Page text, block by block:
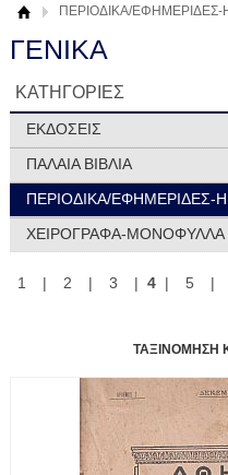
ΠΕΡΙΟΔΙΚΑ/
ΓΕΝΙΚΑ
ΚΑΤΗΓΟΡΙΕΣ
ΕΚΔΟΣΕΙΣ
ΠΑΛΑΙΑ ΒΙΒΛΙΑ
ΠΕΡΙΟΔΙΚΑ/ΕΦΗΜΕΡΙΔΕΣ-
ΧΕΙΡΟΓΡΑΦΑ-ΜΟΝΟΦΥΛΛΑ
1 | 2 | 3 | 4| 5 |
ΤΑΞΙΝΟΜΗΣΗ